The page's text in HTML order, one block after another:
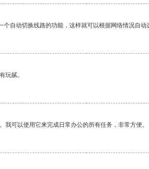
自动切换线路的功能，这样就可以根据网络情况自动
玩腻。
可以使用它来完成日常办公的所有任务，非常方便。